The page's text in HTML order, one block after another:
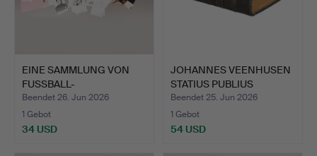
EINE SAMMLUNG VON
FUSSBALL-
AUTOGRAMMEN (ME…
Beendet 26. Jun 2026
1 Gebot
34 USD
JOHANNES VEENHUSEN
STATIUS PUBLIUS
PAPINIU…
Beendet 25. Jun 2026
1 Gebot
54 USD